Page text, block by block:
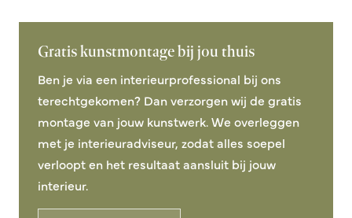
Gratis kunstmontage bij jou thuis
Ben je via een interieurprofessional bij ons
terechtgekomen? Dan verzorgen wij de gratis
montage van jouw kunstwerk. We overleggen
met je interieuradviseur, zodat alles soepel
verloopt en het resultaat aansluit bij jouw
interieur.